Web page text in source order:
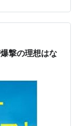
は、1970年生ま
、ジャーナリス
撃の理想はな